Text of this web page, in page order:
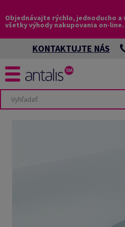
Objednávajte rýchlo, jednoducho a
všetky výhody nakupovania on-line.
KONTAKTUJTE NÁS